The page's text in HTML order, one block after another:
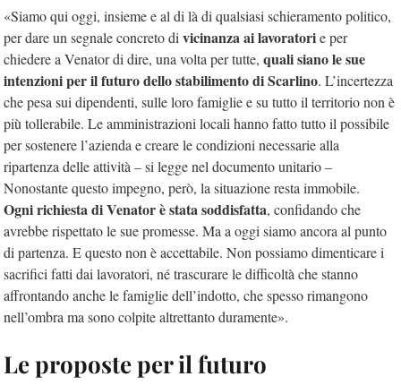
«Siamo qui oggi, insieme e al di là di qualsiasi schieramento politico,
per dare un segnale concreto di vicinanza ai lavoratorie per
chiedere a Venator di dire, una volta per tutte, quali siano le sue
intenzioni per il futuro dello stabilimento di Scarlino. L’incertezza
che pesa sui dipendenti, sulle loro famiglie e su tutto il territorio non è
più tollerabile. Le amministrazioni locali hanno fatto tutto il possibile
per sostenere l’azienda e creare le condizioni necessarie alla
ripartenza delle attività – si legge nel documento unitario –
Nonostante questo impegno, però, la situazione resta immobile.
Ogni richiesta di Venator è stata soddisfatta, confidando che
avrebbe rispettato le sue promesse. Ma a oggi siamo ancora al punto
di partenza. E questo non è accettabile. Non possiamo dimenticare i
sacrifici fatti dai lavoratori, né trascurare le difficoltà che stanno
affrontando anche le famiglie dell’indotto, che spesso rimangono
nell’ombra ma sono colpite altrettanto duramente».
Le proposte per il futuro